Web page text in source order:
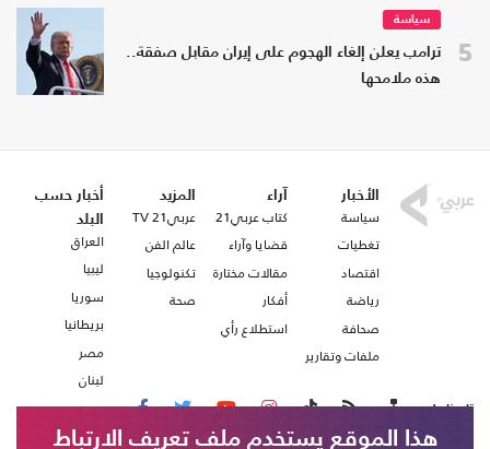
5
سياسة
ترامب يعلن إلغاء الهجوم على إيران مقابل صفقة..
هذه ملامحها
الأخبار
سياسة
تغطيات
اقتصاد
رياضة
صحافة
ملفات وتقارير
آراء
كتاب عربي21
قضايا وآراء
مقالات مختارة
أفكار
استطلاع رأي
المزيد
عربي21 TV
عالم الفن
تكنولوجيا
صحة
أخبار حسب
البلد
العراق
ليبيا
سوريا
بريطانيا
مصر
لبنان
تابعنا على
هذا الموقع يستخدم ملف تعريف الارتباط